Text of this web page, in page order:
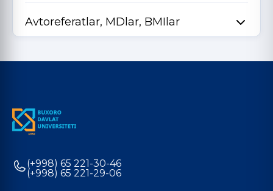
Avtoreferatlar, MDlar, BMIlar
(+998) 65 221-30-46
(+998) 65 221-29-06